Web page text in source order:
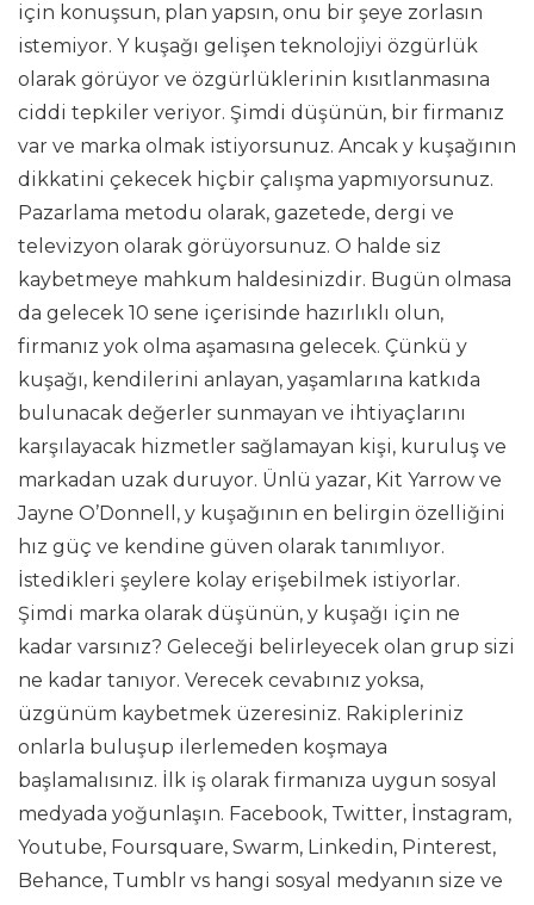
için konuşsun, plan yapsın, onu bir şeye zorlasın
istemiyor. Y kuşağı gelişen teknolojiyi özgürlük
olarak görüyor ve özgürlüklerinin kısıtlanmasına
ciddi tepkiler veriyor. Şimdi düşünün, bir firmanız
var ve marka olmak istiyorsunuz. Ancak y kuşağının
dikkatini çekecek hiçbir çalışma yapmıyorsunuz.
Pazarlama metodu olarak, gazetede, dergi ve
televizyon olarak görüyorsunuz. O halde siz
kaybetmeye mahkum haldesinizdir. Bugün olmasa
da gelecek 10 sene içerisinde hazırlıklı olun,
firmanız yok olma aşamasına gelecek. Çünkü y
kuşağı, kendilerini anlayan, yaşamlarına katkıda
bulunacak değerler sunmayan ve ihtiyaçlarını
karşılayacak hizmetler sağlamayan kişi, kuruluş ve
markadan uzak duruyor. Ünlü yazar, Kit Yarrow ve
Jayne O’Donnell, y kuşağının en belirgin özelliğini
hız güç ve kendine güven olarak tanımlıyor.
İstedikleri şeylere kolay erişebilmek istiyorlar.
Şimdi marka olarak düşünün, y kuşağı için ne
kadar varsınız? Geleceği belirleyecek olan grup sizi
ne kadar tanıyor. Verecek cevabınız yoksa,
üzgünüm kaybetmek üzeresiniz. Rakipleriniz
onlarla buluşup ilerlemeden koşmaya
başlamalısınız. İlk iş olarak firmanıza uygun sosyal
medyada yoğunlaşın. Facebook, Twitter, İnstagram,
Youtube, Foursquare, Swarm, Linkedin, Pinterest,
Behance, Tumblr vs hangi sosyal medyanın size ve